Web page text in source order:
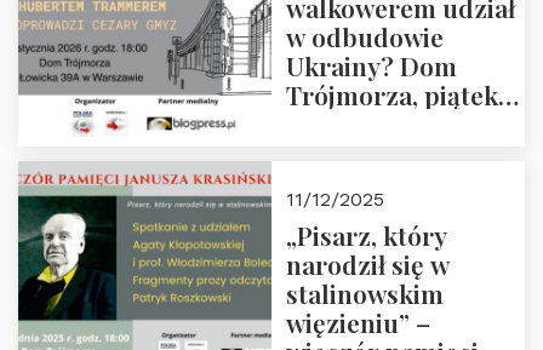
walkowerem udział
w odbudowie
Ukrainy? Dom
Trójmorza, piątek
11/12/2025
„Pisarz, który
narodził się w
stalinowskim
więzieniu” –